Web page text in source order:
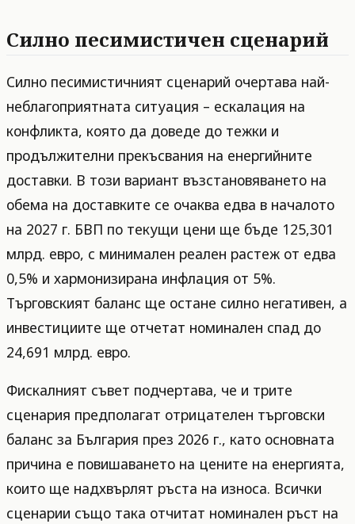
Силно песимистичен сценарий
Силно песимистичният сценарий очертава най-
неблагоприятната ситуация – ескалация на
конфликта, която да доведе до тежки и
продължителни прекъсвания на енергийните
доставки. В този вариант възстановяването на
обема на доставките се очаква едва в началото
на 2027 г. БВП по текущи цени ще бъде 125,301
млрд. евро, с минимален реален растеж от едва
0,5% и хармонизирана инфлация от 5%.
Търговският баланс ще остане силно негативен, а
инвестициите ще отчетат номинален спад до
24,691 млрд. евро.
Фискалният съвет подчертава, че и трите
сценария предполагат отрицателен търговски
баланс за България през 2026 г., като основната
причина е повишаването на цените на енергията,
които ще надхвърлят ръста на износа. Всички
сценарии също така отчитат номинален ръст на